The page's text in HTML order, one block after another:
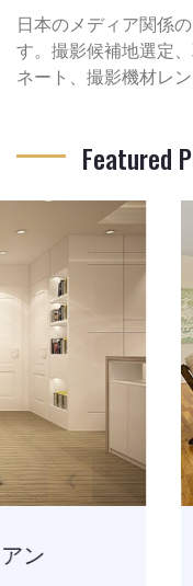
日本のメディア関係
す。撮影候補地選定
ネート、撮影機材レ
Featured
インド